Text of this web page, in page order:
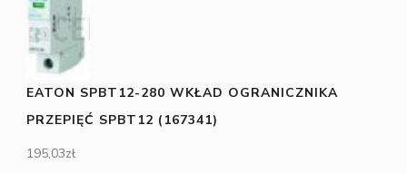
EATON SPBT12-280 WKŁAD OGRANICZNIKA
PRZEPIĘĆ SPBT12 (167341)
195,03zł